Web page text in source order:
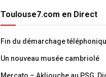
Toulouse7.com en Direct
Fin du démarchage
Un nouveau musée cambriolé